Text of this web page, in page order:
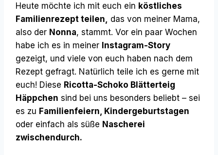
Heute möchte ich mit euch ein köstliches
Familienrezept teilen,
das von meiner Mama,
also der Nonna, stammt. Vor ein paar Wochen
habe ich es in meiner Instagram-Story
gezeigt, und viele von euch haben nach dem
Rezept gefragt. Natürlich teile ich es gerne mit
euch! Diese Ricotta-Schoko Blätterteig
Häppchen sind bei uns besonders beliebt – sei
es zu Familienfeiern, Kindergeburtstagen
oder einfach als süße Nascherei
zwischendurch.